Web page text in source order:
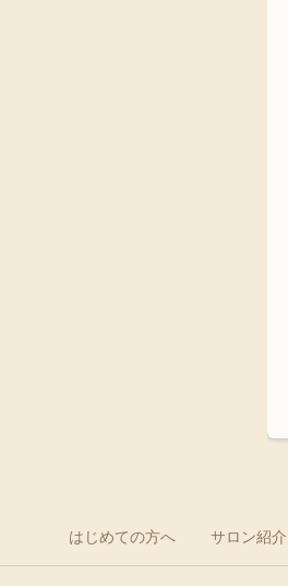
はじめての方へ サロン紹介